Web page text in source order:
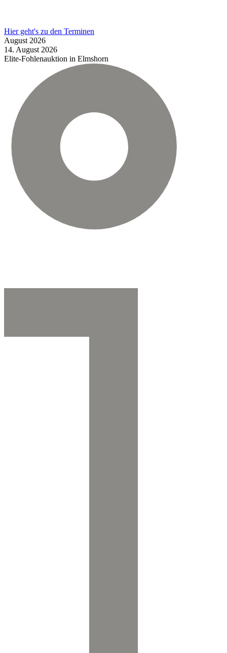
Hier geht's zu den Terminen
August 2026
14. August 2026
Elite-Fohlenauktion in Elmshorn